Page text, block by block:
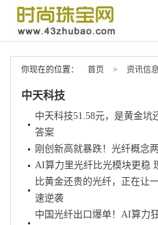
你现在的位置： 首页 > 资讯信
中天科技
中天科技51.58元，是黄金
答案
刚创新高就暴跌！光纤概念
AI算力里光纤比光模块更稳
比黄金还贵的光纤，正在让
速逆袭
中国光纤出口爆单！AI算力